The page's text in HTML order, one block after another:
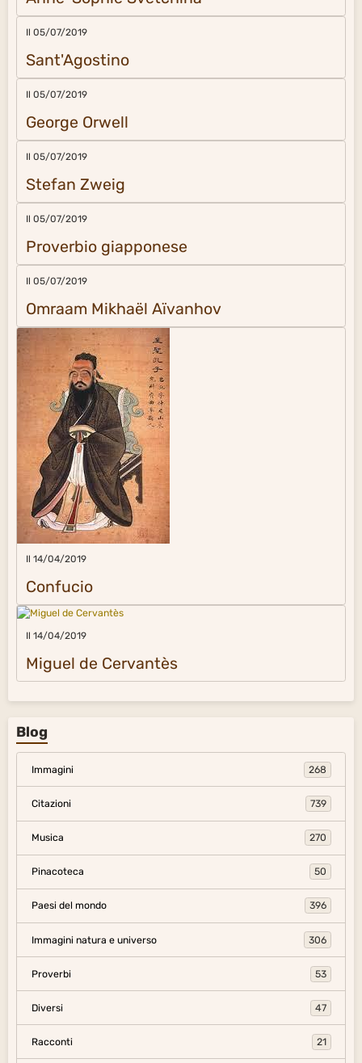
Il 05/07/2019
Sant'Agostino
Il 05/07/2019
George Orwell
Il 05/07/2019
Stefan Zweig
Il 05/07/2019
Proverbio giapponese
Il 05/07/2019
Omraam Mikhaël Aïvanhov
Il 14/04/2019
Confucio
Il 14/04/2019
Miguel de Cervantès
Blog
Immagini 268
Citazioni 739
Musica 270
Pinacoteca 50
Paesi del mondo 396
Immagini natura e universo 306
Proverbi 53
Diversi 47
Racconti 21